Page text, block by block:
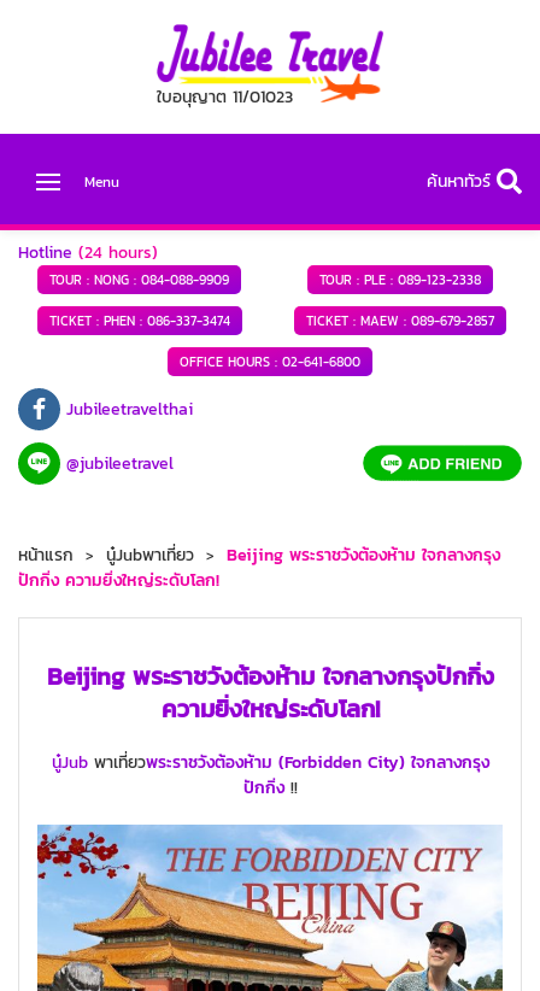
ใบอนุญาต 11/01023
Menu ค้นหาทัวร์
Hotline (24 hours)
TOUR : NONG : 084-088-9909 TOUR : PLE : 089-123-2338
TICKET : PHEN :086-337-3474 TICKET : MAEW : 089-679-2857
OFFICE HOURS : 02-641-6800
Jubileetravelthai
@jubileetravel
หน้าแรก นู๋Jubพาเที่ยว
Beijing พระราชวังต้องห้าม ใจกลางกรุง
ปักกิ่ง ความยิ่งใหญ่ระดับโลก!
Beijing พระราชวังต้องห้าม ใจกลางกรุงปักกิ่ง
ความยิ่งใหญ่ระดับโลก!
นู๋Jubพาเที่ยวพระราชวังต้องห้าม (Forbidden City) ใจกลางกรุง
ปักกิ่ง!!